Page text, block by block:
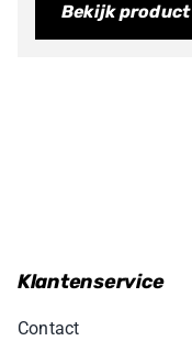
Bekijk product
Klantenservice
Contact